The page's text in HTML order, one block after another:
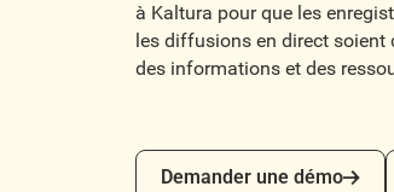
à Kaltura pour que les
les diffusions en direct
des informations et des
Demander une démo
Demander une démo